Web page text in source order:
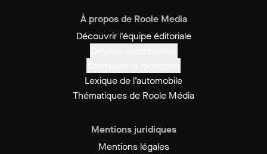
À propos de Roole Media
Découvrir l'équipe éditoriale
Lexique de l’automobile
Thématiques de Roole Média
Mentions juridiques
Mentions légales